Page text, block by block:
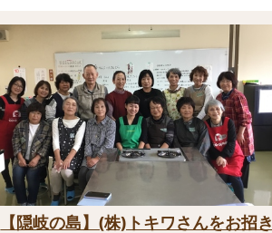
【隠岐の島】(株)トキワさんをお招き